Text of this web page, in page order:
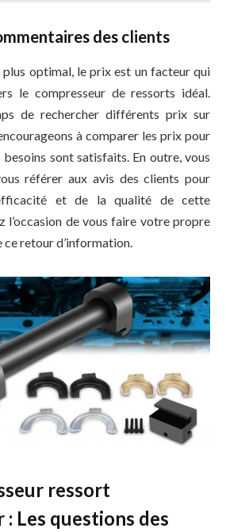
des clients
optimal, le prix est un facteur qui
le compresseur de ressorts idéal.
de rechercher différents prix sur
à comparer les prix pour
besoins sont satisfaits. En outre, vous
référer aux avis des clients pour
et de la qualité de cette
l’occasion de vous faire votre propre
ce retour d’information.
ressort
: Les questions des